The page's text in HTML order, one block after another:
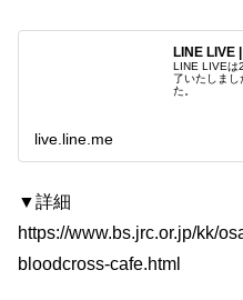
LINE LIVE
LINE LIVEは
了いたしま
た。
live.line.me
▼詳細
https://www.bs.jrc.or.jp/kk/
bloodcross-cafe.html